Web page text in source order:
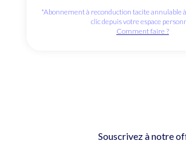
*Abonnement à reconduction tacite annulable
clic depuis votre espace
Comment faire ?
Souscrivez à notre